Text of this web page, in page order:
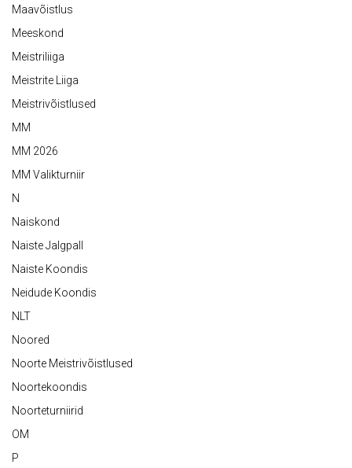
Maavõistlus
Meeskond
Meistriliiga
Meistrite Liiga
Meistrivõistlused
MM
MM 2026
MM Valikturniir
N
Naiskond
Naiste Jalgpall
Naiste Koondis
Neidude Koondis
NLT
Noored
Noorte Meistrivõistlused
Noortekoondis
Noorteturniirid
OM
P